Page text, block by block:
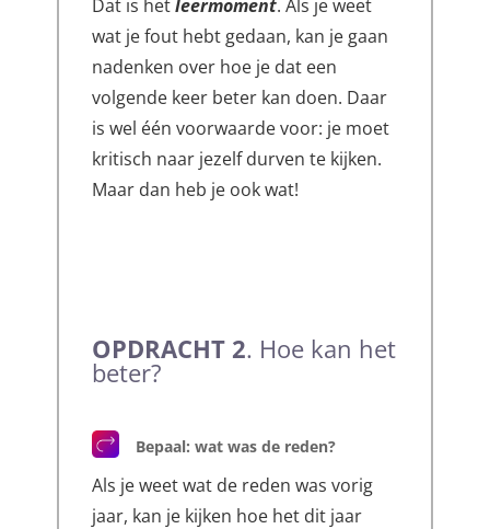
Dat is hetleermoment. Als je weet
wat je fout hebt gedaan, kan je gaan
nadenken over hoe je dat een
volgende keer beter kan doen. Daar
is wel één voorwaarde voor: je moet
kritisch naar jezelf durven te kijken.
Maar dan heb je ook wat!
OPDRACHT 2. Hoe kan het
beter?
Bepaal: wat was de reden?
Als je weet wat de reden was vorig
jaar, kan je kijken hoe het dit jaar